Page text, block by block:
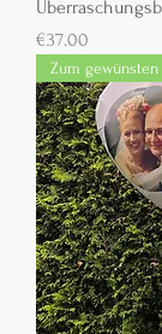
Preis
€37.00